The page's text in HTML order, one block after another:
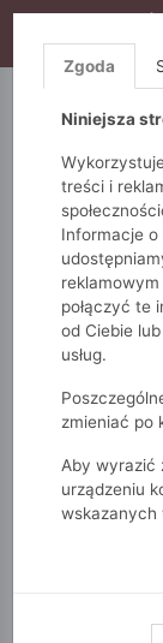
S10),
5.10.15.
Monnari
Torba z
Zgoda
Niniejsza
treści i
Informacje
połączyć te
od Ciebie
usług.
zmieniać po
Aby wyrazić
urządzeniu
wskazanych